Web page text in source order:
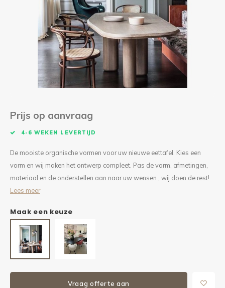
Prijs op aanvraag
4-6 WEKEN LEVERTIJD
De mooiste organische vormen voor uw nieuwe eettafel. Kies een
vorm en wij maken het ontwerp compleet. Pas de vorm, afmetingen,
materiaal en de onderstellen aan naar uw wensen , wij doen de rest!
Lees meer
Maak een keuze
Vraag offerte aan